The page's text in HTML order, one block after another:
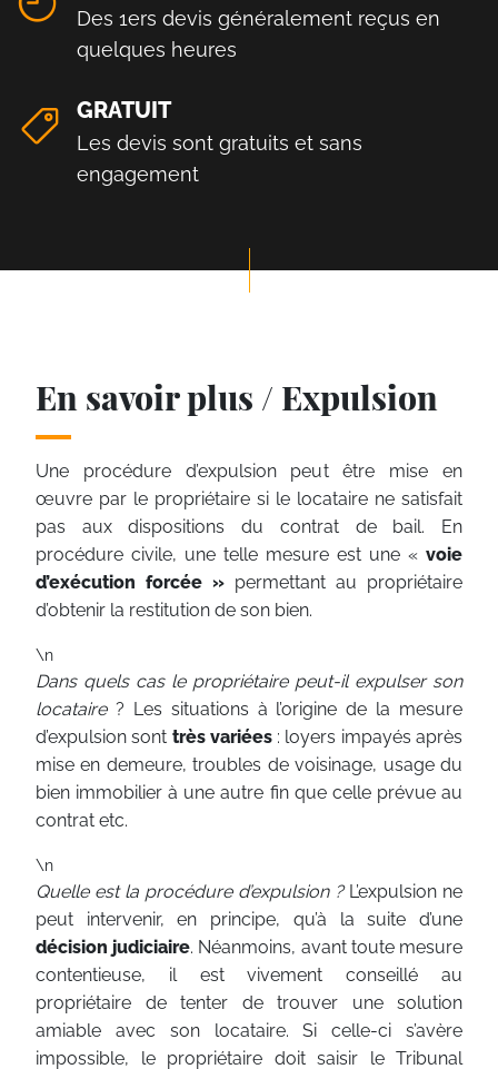
Des 1ers devis généralement reçus en
quelques heures
GRATUIT
Les devis sont gratuits et sans
engagement
En savoir plus / Expulsion
Une procédure d’expulsion peut être mise en
œuvre par le propriétaire si le locataire ne satisfait
pas aux dispositions du contrat de bail. En
procédure civile, une telle mesure est une « voie
d’exécution forcée » permettant au propriétaire
d’obtenir la restitution de son bien.
\n
Dans quels cas le propriétaire peut-il expulser son
locataire? Les situations à l’origine de la mesure
d’expulsion sont très variées: loyers impayés après
mise en demeure, troubles de voisinage, usage du
bien immobilier à une autre fin que celle prévue au
contrat etc.
\n
Quelle est la procédure d’expulsion ? L’expulsion ne
peut intervenir, en principe, qu’à la suite d’une
décision judiciaire. Néanmoins, avant toute mesure
contentieuse, il est vivement conseillé au
propriétaire de tenter de trouver une solution
amiable avec son locataire. Si celle-ci s’avère
impossible, le propriétaire doit saisir le Tribunal